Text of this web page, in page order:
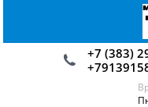
+7 (383)